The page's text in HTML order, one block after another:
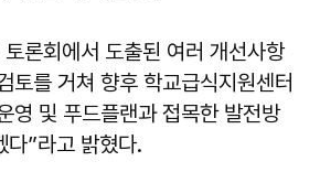
론회에서 도출된 여러 개선사항
토를 거쳐 향후 학교급식지원센터
영 및 푸드플랜과 접목한 발전방
다”라고 밝혔다.